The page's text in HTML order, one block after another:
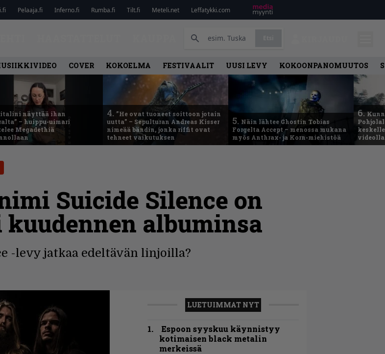
Pelaaja.fi Inferno.fi Rumba.fi Tilt.fi Meteli.net Leffatykki.com
COVER KOKOELMA FESTIVAALIT UUSI LEVY KOKOONPANOMUUTOS
näyttää ihan
– huippu-uimari
Megadethiä
4. ”He ovat tuoneet soittoon jotain
uutta” – Sepulturan Andreas Kisser
nimeää bändin, jonka riffit ovat
tehneet vaikutuksen
5. Näin lähtee Ghostin Tobias
Forgelta Accept – menossa mukana
myös Anthrax- ja Korn-miehistöä
6.
Suicide Silence on
albuminsa
-levy jatkaa edeltävän linjoilla?
LUETUIMMAT NYT
Espoon syyskuu käynnistyy
kotimaisen black metalin
merkeissä